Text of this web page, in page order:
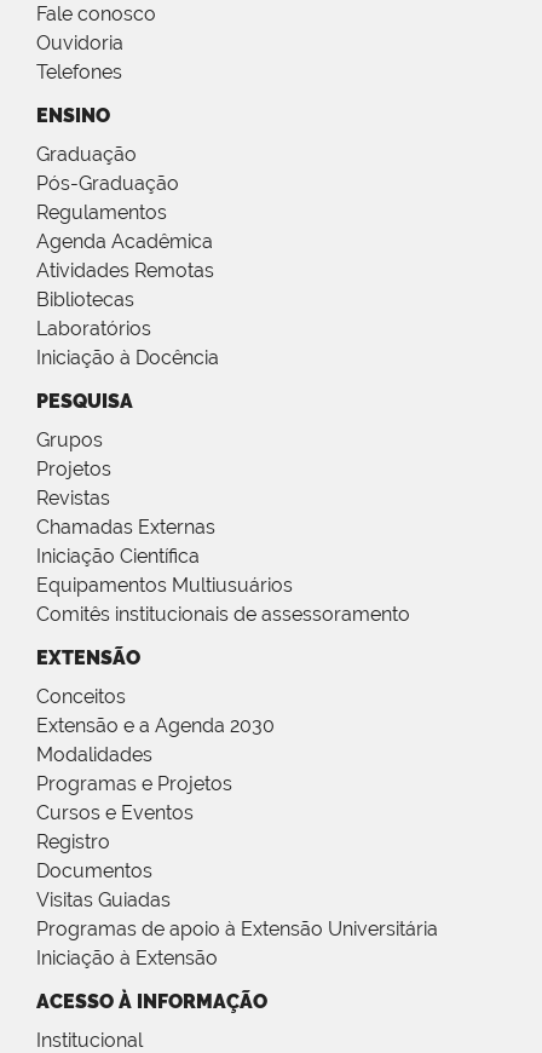
Fale conosco
Ouvidoria
Telefones
ENSINO
Graduação
Pós-Graduação
Regulamentos
Agenda Acadêmica
Atividades Remotas
Bibliotecas
Laboratórios
Iniciação à Docência
PESQUISA
Grupos
Projetos
Revistas
Chamadas Externas
Iniciação Científica
Equipamentos Multiusuários
Comitês institucionais de assessoramento
EXTENSÃO
Conceitos
Extensão e a Agenda 2030
Modalidades
Programas e Projetos
Cursos e Eventos
Registro
Documentos
Visitas Guiadas
Programas de apoio à Extensão Universitária
Iniciação à Extensão
ACESSO À INFORMAÇÃO
Institucional